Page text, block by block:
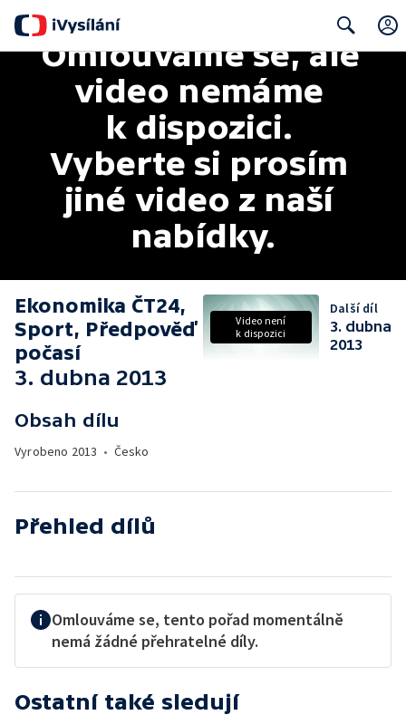
Search
Omlouváme se, ale
video nemáme
k dispozici.
Vyberte si prosím
jiné video z naší
nabídky.
Ekonomika ČT24,
Sport, Předpověď
počasí
3. dubna 2013
Obsah dílu
Vyrobeno 2013 • Česko
Video není
k dispozici
Další díl
3. dubna
2013
Přehled dílů
Omlouváme se, tento pořad momentálně
nemá žádné přehratelné díly.
Ostatní také sledují